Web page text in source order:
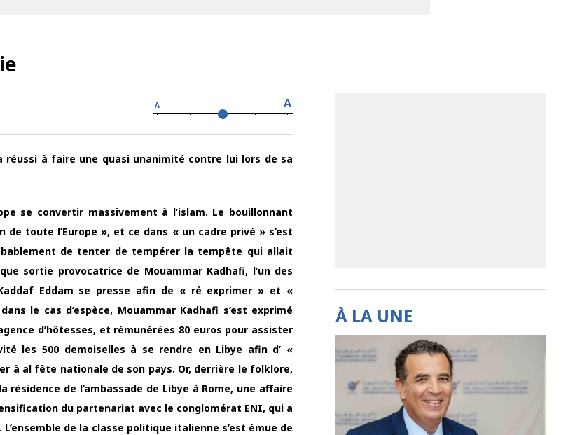
A A
réussi à faire une quasi unanimité contre lui lors de sa
se convertir massivement à l’islam. Le bouillonnant
toute l’Europe », et ce dans « un cadre privé » s’est
de tenter de tempérer la tempête qui allait
sortie provocatrice de Mouammar Kadhafi, l’un des
Eddam se presse afin de « ré exprimer » et «
le cas d’espèce, Mouammar Kadhafi s’est exprimé
d’hôtesses, et rémunérées 80 euros pour assister
les 500 demoiselles à se rendre en Libye afin d’ «
à al fête nationale de son pays. Or, derrière le folklore,
de l’ambassade de Libye à Rome, une affaire
du partenariat avec le conglomérat ENI, qui a
de la classe politique italienne s’est émue de
À LA UNE